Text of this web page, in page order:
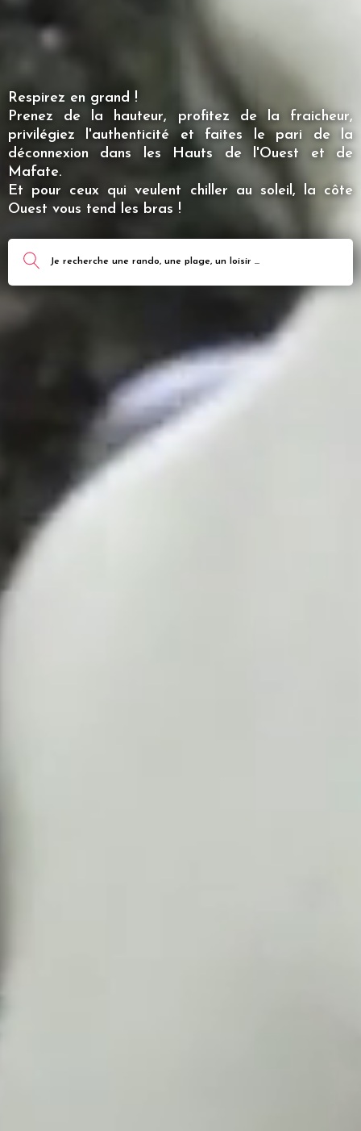
Respirez en grand !
Prenez de la hauteur, profitez de la fraicheur,
privilégiez l'authenticité et faites le pari de la
déconnexion dans les Hauts de l'Ouest et de
Mafate.
Et pour ceux qui veulent chiller au soleil, la côte
Ouest vous tend les bras !
Je recherche une rando, une plage, un loisir ...